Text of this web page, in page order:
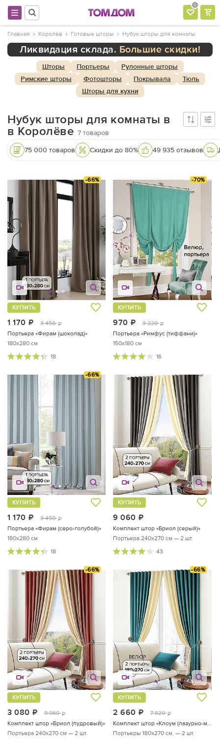
0
Главная Королёв Готовые шторы Нубук шторы для комнаты
Ликвидация склада. Большие скидки!
Шторы Портьеры
Рулонные шторы
Римские шторы
Фотошторы Покрывала
Тюль
Шторы для кухни
Нубук шторы для комнаты в
в Королёве 7товаров
75 000 товаров Скидки до 80% 49 935 отзывов
-66%
1 170 руб.
3 450 руб.
КУПИТЬ
Портьера «Фирам (шоколад)»
180x280 см
18
-70%
970 руб.
3 220 руб.
КУПИТЬ
Портьера «Римфус (тиффани)»
150x180 см
16
-66%
1 170 руб.
3 450 руб.
КУПИТЬ
Портьера «Фирам (серо-голубой)»
180x280 см
18
9 060
КУПИТЬ
Комплект штор «Бриол (серый)»
Портьера 240х270 см — 2 шт.
43
-66%
3 080 руб.
9 060 руб.
КУПИТЬ
Комплект штор «Бриол (пудровый)»
Портьера 240х270 см — 2 шт.
-66%
2 660 руб.
7 820 руб.
КУПИТЬ
Комплект штор «Клоум (лазурно-молочный)»
Портьеры 180х270 см. — 2 шт.